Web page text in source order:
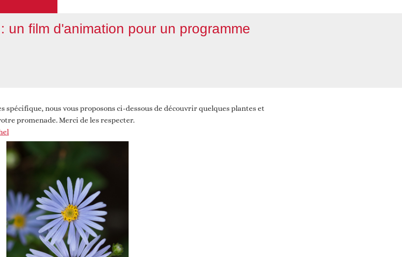
un film d'animation pour un programme
spécifique, nous vous proposons ci-dessous de découvrir quelques plantes et
promenade. Merci de les respecter.